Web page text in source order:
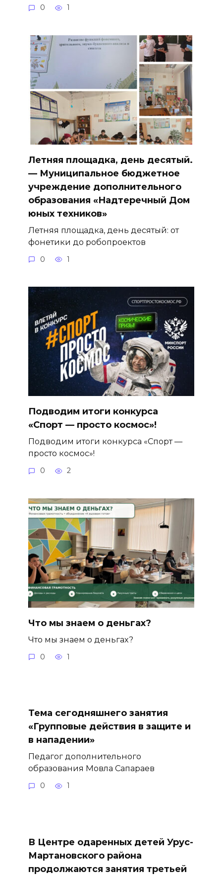
0 1
Летняя площадка, день десятый.
— Муниципальное бюджетное
учреждение дополнительного
образования «Надтеречный Дом
юных техников»
Летняя площадка, день десятый: от
фонетики до робопроектов
0 1
Подводим итоги конкурса
«Спорт — просто космос»!
Подводим итоги конкурса «Спорт —
просто космос»!
0 2
Что мы знаем о деньгах?
Что мы знаем о деньгах?
0 1
Тема сегодняшнего занятия
«Групповые действия в защите и
в нападении»
Педагог дополнительного
образования Мовла Сапараев
0 1
В Центре одаренных детей Урус-
Мартановского района
продолжаются занятия третьей